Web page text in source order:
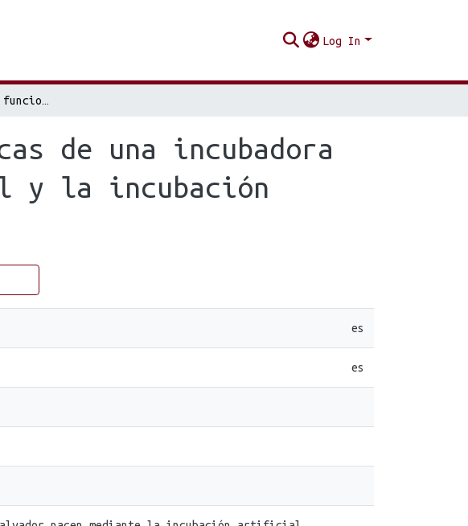
Log In
Evaluación de las funciones básicas de una incubadora artesanal con una semi-industrial y la incubación natural.
de una incubadora
y la incubación
es
es